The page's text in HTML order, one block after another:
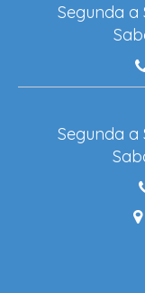
Segunda a
Segunda a